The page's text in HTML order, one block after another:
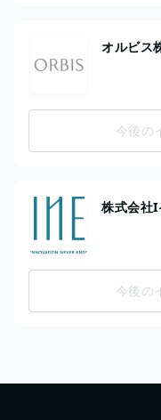
オルビス
今後の
株式会社
今後の